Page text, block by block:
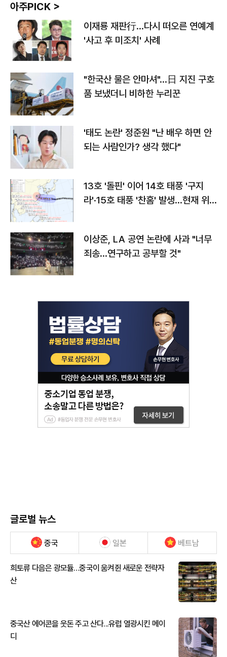
아주PICK >
이재룡 재판行…다시 떠오른 연예계
'사고 후 미조치' 사례
"한국산 물은 안마셔"…日 지진 구호
품 보냈더니 비하한 누리꾼
'태도 논란' 정준원 "난 배우 하면 안
되는 사람인가? 생각 했다"
13호 '돌핀' 이어 14호 태풍 '구지
라'·15호 태풍 '찬홈' 발생…현재 위
이상준, LA 공연 논란에 사과 "너무
죄송…연구하고 공부할 것"
글로벌 뉴스
중국 일본 베트남
희토류 다음은 광모듈…중국이 움켜쥔 새로운 전략자
산
중국산 에어콘을 웃돈 주고 산다...유럽 열광시킨 메이
디